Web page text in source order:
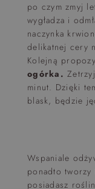
po czym zmyj
wygładza i
naczynka
delikatnej cery
Kolejną
ogórka.
minut. Dzięki
blask, będzie
Wspaniale
ponadto tworzy
posiadasz